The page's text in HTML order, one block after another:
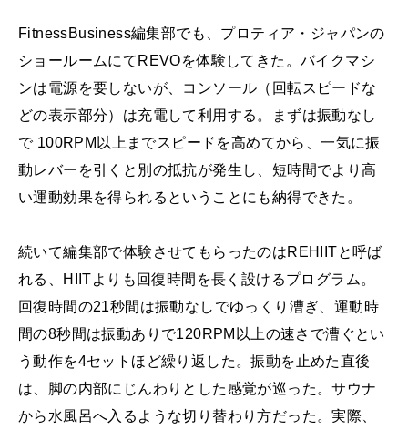
FitnessBusiness編集部でも、プロティア・ジャパンの
ショールームにてREVOを体験してきた。バイクマシ
ンは電源を要しないが、コンソール（回転スピードな
どの表示部分）は充電して利用する。まずは振動なし
で 100RPM以上までスピードを高めてから、一気に振
動レバーを引くと別の抵抗が発生し、短時間でより高
い運動効果を得られるということにも納得できた。
続いて編集部で体験させてもらったのはREHIITと呼ば
れる、HIITよりも回復時間を長く設けるプログラム。
回復時間の21秒間は振動なしでゆっくり漕ぎ、運動時
間の8秒間は振動ありで120RPM以上の速さで漕ぐとい
う動作を4セットほど繰り返した。振動を止めた直後
は、脚の内部にじんわりとした感覚が巡った。サウナ
から水風呂へ入るような切り替わり方だった。実際、